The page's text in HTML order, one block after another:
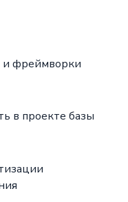
и фреймворки
в проекте базы